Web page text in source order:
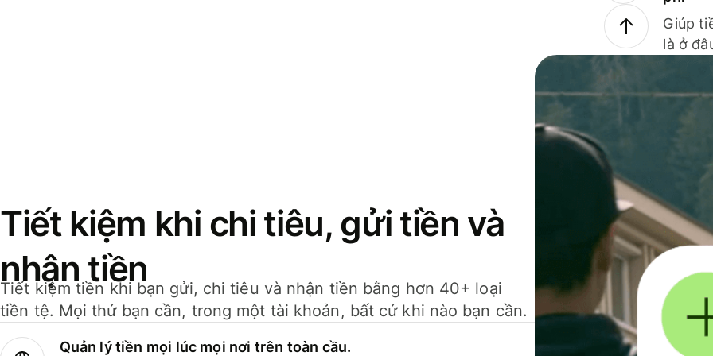
Giúp
là ở
Tiết kiệm khi chi tiêu, gửi tiền và
nhận tiền
Tiết kiệm tiền khi bạn gửi, chi tiêu và nhận tiền bằng hơn 40+ loại
tiền tệ. Mọi thứ bạn cần, trong một tài khoản, bất cứ khi nào bạn cần.
Quản lý tiền mọi lúc mọi nơi trên toàn cầu.